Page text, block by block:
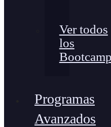
Ver todos
los
Programas
Avanzados